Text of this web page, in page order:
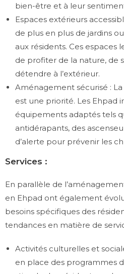
bien-être et à leur
Espaces extérieurs
de plus en plus de jardins
aux résidents. Ces espaces
de profiter de la nature, de
détendre à l’extérieur.
Aménagement sécurisé :
est une priorité. Les Ehpad
équipements adaptés tels
antidérapants, des
d’alerte pour prévenir les
Services :
En parallèle de
en Ehpad ont également
besoins spécifiques des
tendances en matière de
Activités culturelles et
en place des programmes